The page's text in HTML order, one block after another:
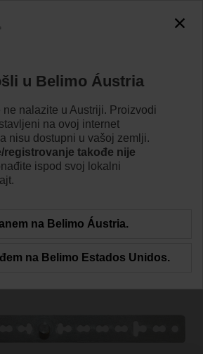
u Belimo Áustria
ne nalazite u Austriji. Proizvodi
na ovoj internet
nisu dostupni u vašoj zemlji.
registrovanje takođe nije
ispod svoj lokalni
na Belimo Áustria.
na Belimo Estados Unidos.